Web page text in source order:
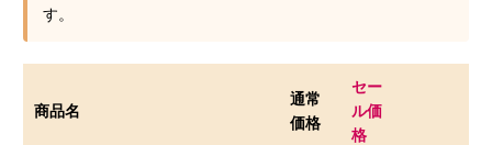
す。
商品名
通常
価格
セー
ル価
格